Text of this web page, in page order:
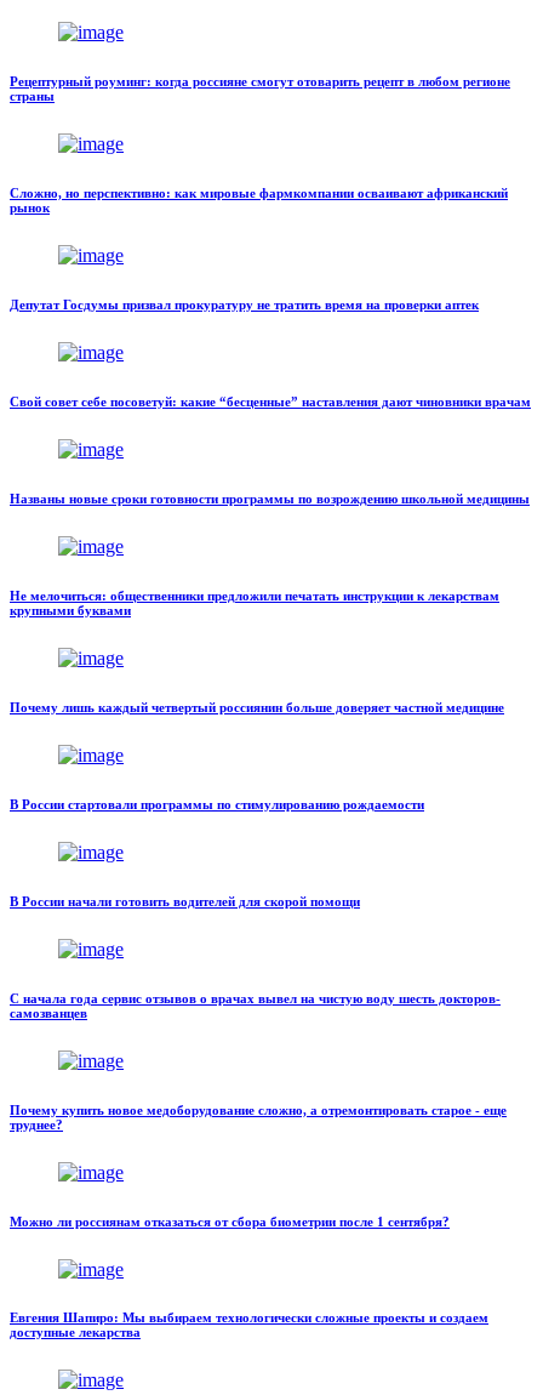
Рецептурный роуминг: когда россияне смогут отоварить рецепт в любом регионе
страны
Сложно, но перспективно: как мировые фармкомпании осваивают африканский
рынок
Депутат Госдумы призвал прокуратуру не тратить время на проверки аптек
Свой совет себе посоветуй: какие “бесценные” наставления дают чиновники врачам
Названы новые сроки готовности программы по возрождению школьной медицины
Не мелочиться: общественники предложили печатать инструкции к лекарствам
крупными буквами
Почему лишь каждый четвертый россиянин больше доверяет частной медицине
В России стартовали программы по стимулированию рождаемости
В России начали готовить водителей для скорой помощи
С начала года сервис отзывов о врачах вывел на чистую воду шесть докторов-
самозванцев
Почему купить новое медоборудование сложно, а отремонтировать старое - еще
труднее?
Можно ли россиянам отказаться от сбора биометрии после 1 сентября?
Евгения Шапиро: Мы выбираем технологически сложные проекты и создаем
доступные лекарства